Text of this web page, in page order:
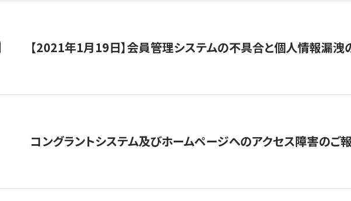
【2021年1月19日】会員管理システムの不具合と個人情報漏洩
コングラントシステム及びホームページへのアクセス障害のご